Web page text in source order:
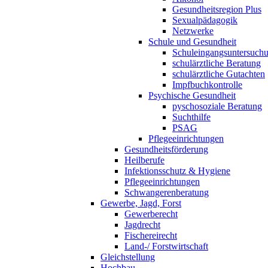
Gesundheitsregion Plus
Sexualpädagogik
Netzwerke
Schule und Gesundheit
schulärztliche Beratung
schulärztliche Gutachten
Impfbuchkontrolle
Psychische Gesundheit
pyschosoziale Beratung
Suchthilfe
PSAG
Pflegeeinrichtungen
Gesundheitsförderung
Heilberufe
Infektionsschutz & Hygiene
Pflegeeinrichtungen
Schwangerenberatung
Gewerbe, Jagd, Forst
Gewerberecht
Jagdrecht
Fischereirecht
Land-/ Forstwirtschaft
Gleichstellung